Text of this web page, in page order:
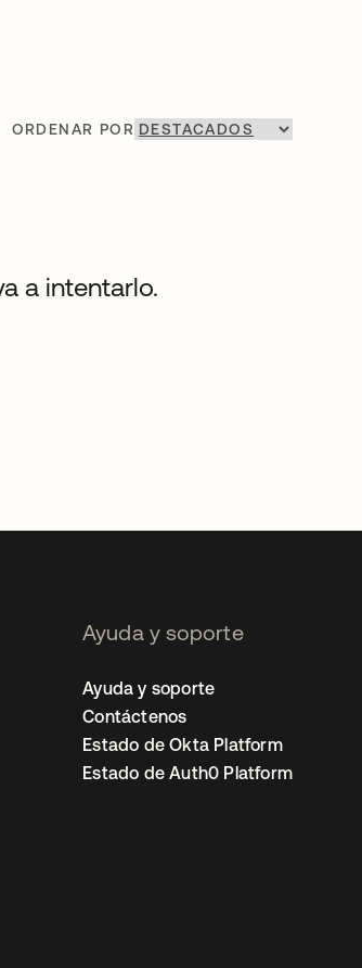
ORDENAR POR
a intentarlo.
Ayuda y soporte
Ayuda y soporte
Contáctenos
Estado de Okta Platform
Estado de Auth0 Platform